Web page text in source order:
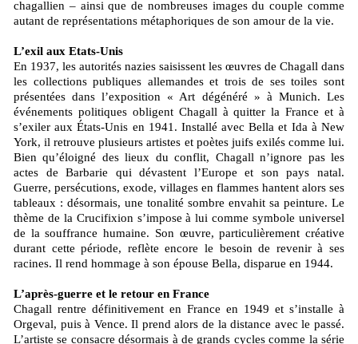
chagallien – ainsi que de nombreuses images du couple comme
autant de représentations métaphoriques de son amour de la vie.
L’exil aux Etats-Unis
En 1937, les autorités nazies saisissent les œuvres de Chagall dans
les collections publiques allemandes et trois de ses toiles sont
présentées dans l’exposition « Art dégénéré » à Munich. Les
événements politiques obligent Chagall à quitter la France et à
s’exiler aux États-Unis en 1941. Installé avec Bella et Ida à New
York, il retrouve plusieurs artistes et poètes juifs exilés comme lui.
Bien qu’éloigné des lieux du conflit, Chagall n’ignore pas les
actes de Barbarie qui dévastent l’Europe et son pays natal.
Guerre, persécutions, exode, villages en flammes hantent alors ses
tableaux : désormais, une tonalité sombre envahit sa peinture. Le
thème de la Crucifixion s’impose à lui comme symbole universel
de la souffrance humaine. Son œuvre, particulièrement créative
durant cette période, reflète encore le besoin de revenir à ses
racines. Il rend hommage à son épouse Bella, disparue en 1944.
L’après-guerre et le retour en France
Chagall rentre définitivement en France en 1949 et s’installe à
Orgeval, puis à Vence. Il prend alors de la distance avec le passé.
L’artiste se consacre désormais à de grands cycles comme la série